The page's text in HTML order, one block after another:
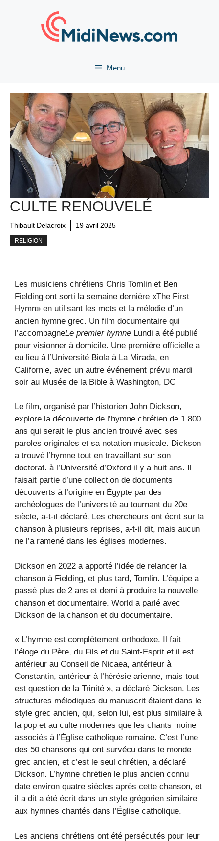
Menu
CULTE RENOUVELÉ
Thibault Delacroix 19 avril 2025
RELIGION
Les musiciens chrétiens Chris Tomlin et Ben
Fielding ont sorti la semaine dernière «The First
Hymn» en utilisant les mots et la mélodie d’un
ancien hymne grec. Un film documentaire qui
l’accompagneLe premier hymne Lundi a été publié
pour visionner à domicile. Une première officielle a
eu lieu à l’Université Biola à La Mirada, en
Californie, avec un autre événement prévu mardi
soir au Musée de la Bible à Washington, DC
Le film, organisé par l’historien John Dickson,
explore la découverte de l’hymne chrétien de 1 800
ans qui serait le plus ancien trouvé avec ses
paroles originales et sa notation musicale. Dickson
a trouvé l’hymne tout en travaillant sur son
doctorat. à l’Université d’Oxford il y a huit ans. Il
faisait partie d’une collection de documents
découverts à l’origine en Égypte par des
archéologues de l’université au tournant du 20e
siècle, a-t-il déclaré. Les chercheurs ont écrit sur la
chanson à plusieurs reprises, a-t-il dit, mais aucun
ne l’a ramené dans les églises modernes.
Dickson en 2022 a apporté l’idée de relancer la
chanson à Fielding, et plus tard, Tomlin. L’équipe a
passé plus de 2 ans et demi à produire la nouvelle
chanson et documentaire. World a parlé avec
Dickson de la chanson et du documentaire.
« L’hymne est complètement orthodoxe. Il fait
l’éloge du Père, du Fils et du Saint-Esprit et il est
antérieur au Conseil de Nicaea, antérieur à
Constantin, antérieur à l’hérésie arienne, mais tout
est question de la Trinité », a déclaré Dickson. Les
structures mélodiques du manuscrit étaient dans le
style grec ancien, qui, selon lui, est plus similaire à
la pop et au culte modernes que les chants moine
associés à l’Église catholique romaine. C’est l’une
des 50 chansons qui ont survécu dans le monde
grec ancien, et c’est le seul chrétien, a déclaré
Dickson. L’hymne chrétien le plus ancien connu
date environ quatre siècles après cette chanson, et
il a dit a été écrit dans un style grégorien similaire
aux hymnes chantés dans l’Église catholique.
Les anciens chrétiens ont été persécutés pour leur